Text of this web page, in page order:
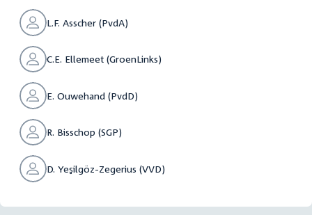
L.F. Asscher (PvdA)
C.E. Ellemeet (GroenLinks)
E. Ouwehand (PvdD)
R. Bisschop (SGP)
D. Yeşilgöz-Zegerius (VVD)